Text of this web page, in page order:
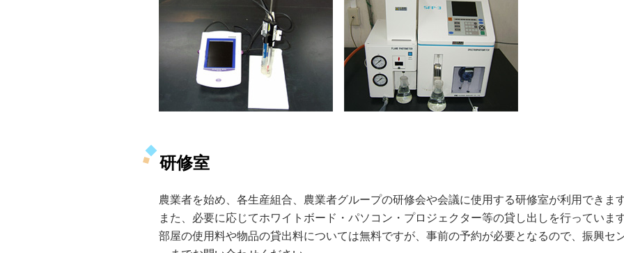
研修室
農業者を始め、各生産組合、農業者グループの研修会や会議に使用する研修室が利用できます
また、必要に応じてホワイトボード・パソコン・プロジェクター等の貸し出しを行っています
部屋の使用料や物品の貸出料については無料ですが、事前の予約が必要となるので、振興セ